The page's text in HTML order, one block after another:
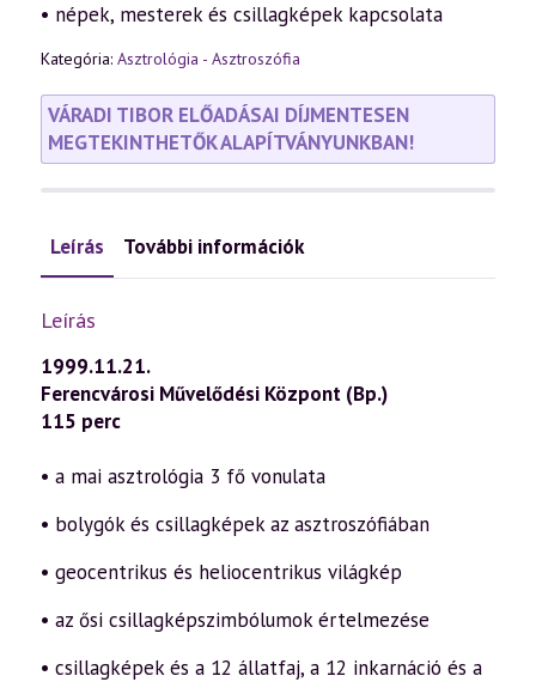
• népek, mesterek és csillagképek kapcsolata
Kategória: Asztrológia - Asztroszófia
VÁRADI TIBOR ELŐADÁSAI DÍJMENTESEN
MEGTEKINTHETŐK ALAPÍTVÁNYUNKBAN!
Leírás További információk
Leírás
1999.11.21.
Ferencvárosi Művelődési Központ (Bp.)
115 perc
• a mai asztrológia 3 fő vonulata
• bolygók és csillagképek az asztroszófiában
• geocentrikus és heliocentrikus világkép
• az ősi csillagképszimbólumok értelmezése
• csillagképek és a 12 állatfaj, a 12 inkarnáció és a